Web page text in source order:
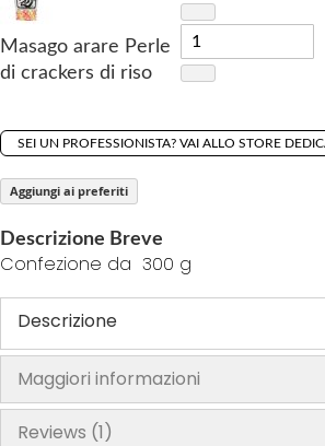
m
a
l
e
r
Masago arare Perle
di crackers di riso
SEI UN PROFESSIONISTA? VAI ALLO STORE
Aggiungi ai preferiti
Descrizione Breve
Confezione da 300 g
Descrizione
Maggiori informazioni
Reviews 1